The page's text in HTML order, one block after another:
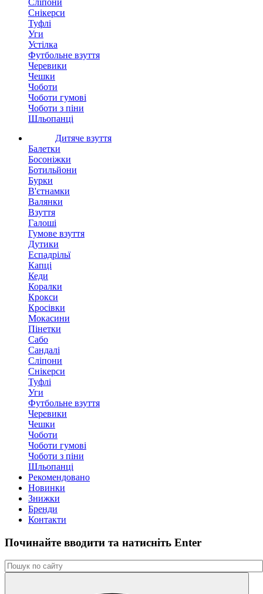
Сліпони
Снікерси
Туфлі
Уги
Устілка
Футбольне взуття
Черевики
Чешки
Чоботи
Чоботи гумові
Чоботи з піни
Шльопанці
Дитяче взуття
Балетки
Босоніжки
Ботильйони
Бурки
В'єтнамки
Валянки
Взуття
Галоші
Гумове взуття
Дутики
Еспадрільї
Капці
Кеди
Коралки
Крокси
Кросівки
Мокасини
Пінетки
Сабо
Сандалі
Сліпони
Снікерси
Туфлі
Уги
Футбольне взуття
Черевики
Чешки
Чоботи
Чоботи гумові
Чоботи з піни
Шльопанці
Рекомендовано
Новинки
Знижки
Бренди
Контакти
Починайте вводити та натиснiть Enter